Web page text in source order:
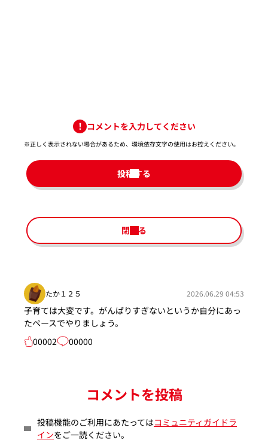
コメントを入力してください
※正しく表示されない場合があるため、環境依存文字の使用はお控えください。​
投稿する
閉じる
たか１２５ 2026.06.29 04:53
子育ては大変です。がんばりすぎないというか自分にあっ
たペースでやりましょう。
00002
00000
コメントを投稿
投稿機能のご利用にあたってはコミュニティガイドラ
インをご一読ください。